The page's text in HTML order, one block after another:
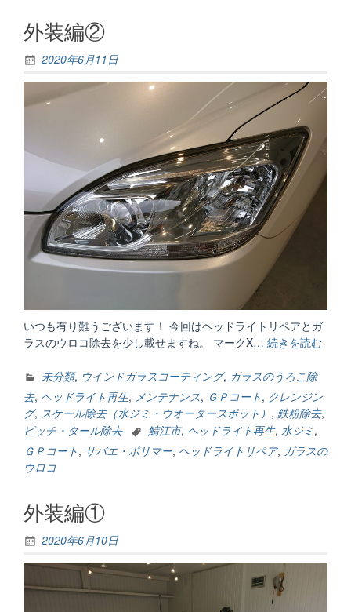
外装編②
2020年6月11日
いつも有り難うございます！ 今回はヘッドライトリペアとガ
ラスのウロコ除去を少し載せますね。 マークX… 続きを読む
②”
未分類, ウインドガラスコーティング, ガラスのうろこ除
去, ヘッドライト再生, メンテナンス, ＧＰコート, クレンジン
グ, スケール除去（水ジミ・ウオータースポット） , 鉄粉除去,
ピッチ・タール除去
鯖江市, ヘッドライト再生, 水ジミ,
ＧＰコート, サバエ・ポリマー, ヘッドライトリペア, ガラスの
ウロコ
外装編①
2020年6月10日